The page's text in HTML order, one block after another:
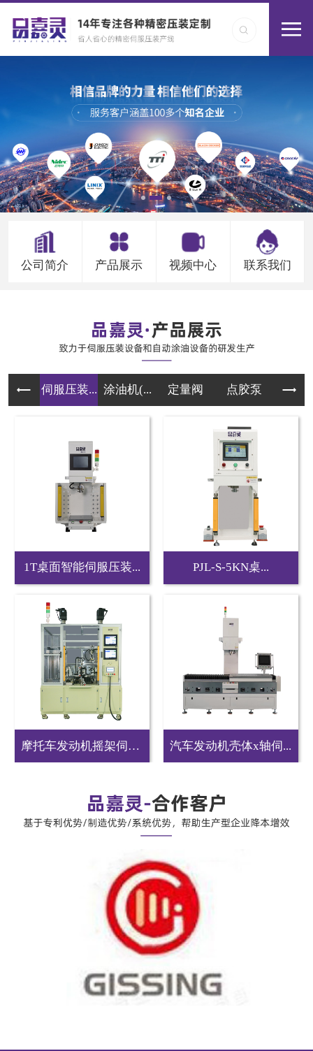
公司简介 产品展示 视频中心 联系我们
伺服压装... 涂油机(... 定量阀 点胶泵 伺服
1T桌面智能伺服压装... PJL-S-5KN桌...
摩托车发动机摇架伺服... 汽车发动机壳体x轴伺...